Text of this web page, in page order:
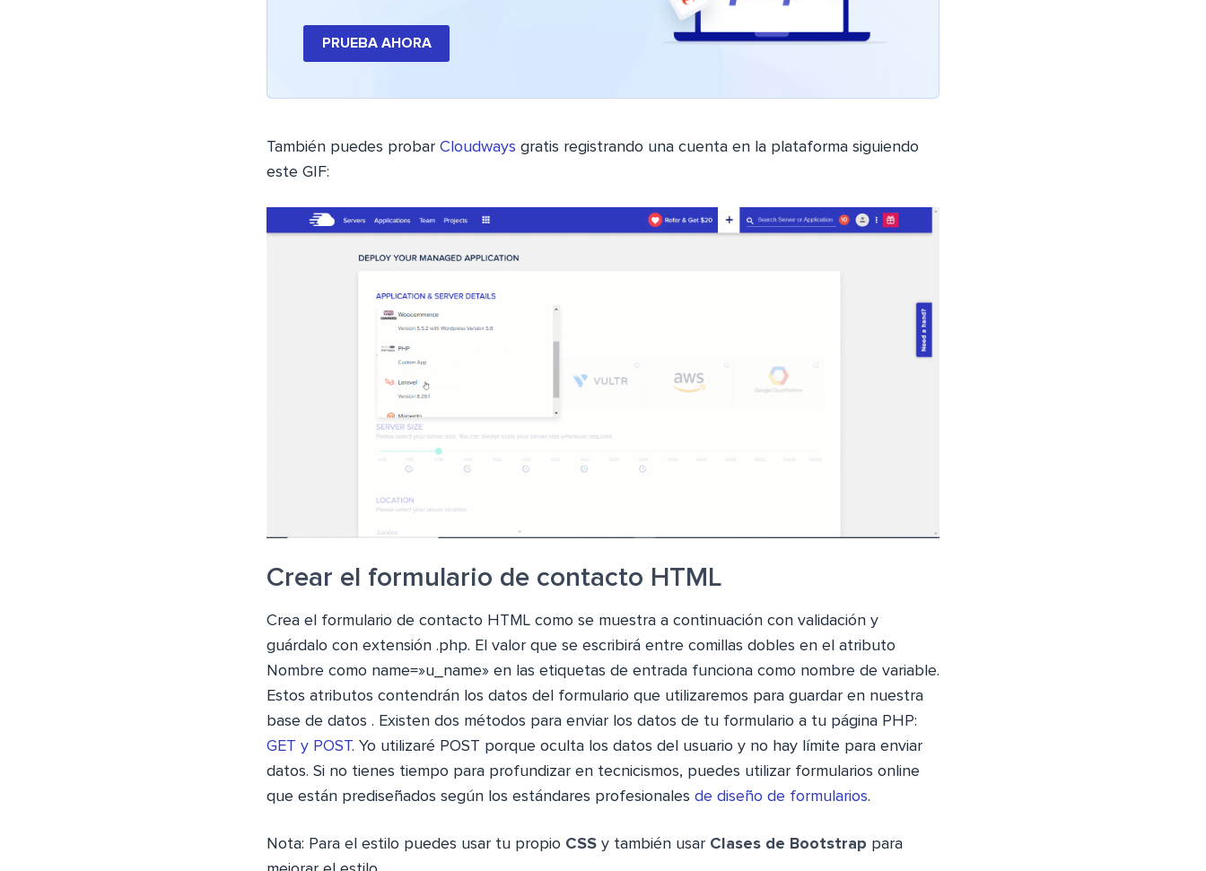
PRUEBA AHORA
También puedes probar Cloudways gratis registrando una cuenta en la plataforma siguiendo
este GIF:
Crear el formulario de contacto HTML
Crea el formulario de contacto HTML como se muestra a continuación con validación y
guárdalo con extensión .php. El valor que se escribirá entre comillas dobles en el atributo
Nombre como name=»u_name» en las etiquetas de entrada funciona como nombre de variable.
Estos atributos contendrán los datos del formulario que utilizaremos para guardar en nuestra
base de datos . Existen dos métodos para enviar los datos de tu formulario a tu página PHP:
GET y POST. Yo utilizaré POST porque oculta los datos del usuario y no hay límite para enviar
datos. Si no tienes tiempo para profundizar en tecnicismos, puedes utilizar formularios online
que están prediseñados según los estándares profesionales de diseño de formularios.
Nota: Para el estilo puedes usar tu propio CSS y también usar Clases de Bootstrap para